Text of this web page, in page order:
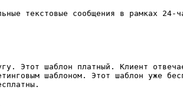
текстовые сообщения в рамках 24-
Этот шаблон платный. Клиент
шаблоном. Этот шаблон уже